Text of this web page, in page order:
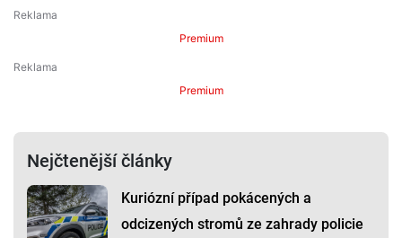
Premium
Premium
Nejčtenější články
Kuriózní případ pokácených a
odcizených stromů ze zahrady policie